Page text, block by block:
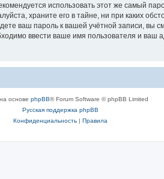
использовать этот же самый
храните его в тайне, ни при каких
ваш пароль к вашей учётной записи, вы
ввести ваше имя пользователя и ваш
основе phpBB® Forum Software © phpBB Limited
Русская поддержка phpBB
Конфиденциальность| Правила